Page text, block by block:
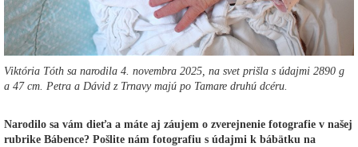
Viktória Tóth sa narodila 4. novembra 2025, na svet prišla s údajmi 2890 g
a 47 cm. Petra a Dávid z Trnavy majú po Tamare druhú dcéru.
Narodilo sa vám dieťa a máte aj záujem o zverejnenie fotografie v našej
rubrike Bábence? Pošlite nám fotografiu s údajmi k bábätku na